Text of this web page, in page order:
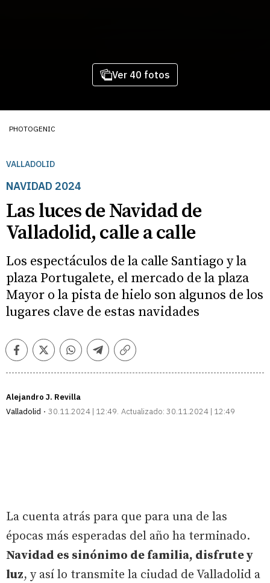
Ver 40 fotos
PHOTOGENIC
VALLADOLID
NAVIDAD 2024
Las luces de Navidad de
Valladolid, calle a calle
Los espectáculos de la calle Santiago y la
plaza Portugalete, el mercado de la plaza
Mayor o la pista de hielo son algunos de los
lugares clave de estas navidades
FacebookTwitterWhatsappTelegramCopiar
Alejandro J. Revilla
Valladolid
30.11.2024 | 12:49 Actualizado: 30.11.2024 | 12:49
La cuenta atrás para que para una de las
épocas más esperadas del año ha terminado.
Navidad es sinónimo de familia, disfrute y
luz, y así lo transmite la ciudad de Valladolid a